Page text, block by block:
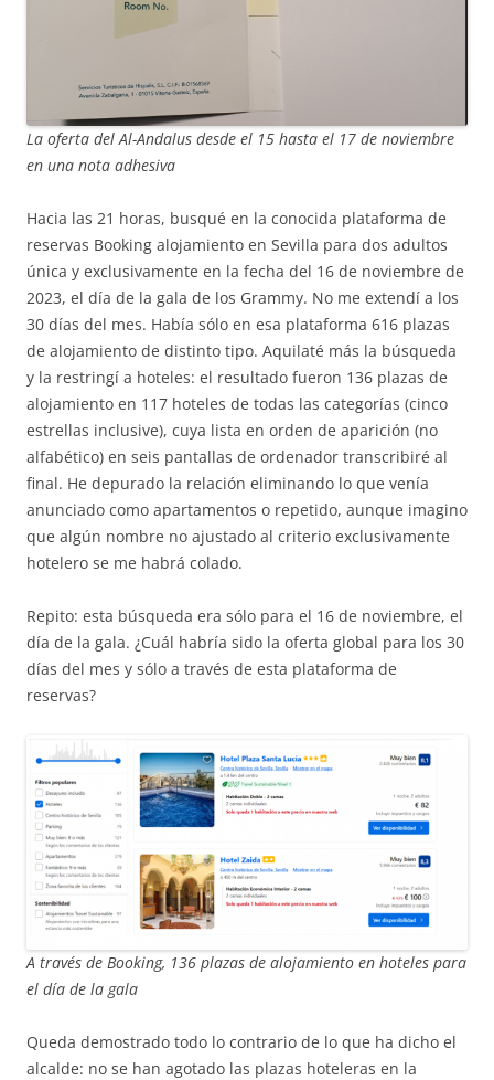
La oferta del Al-Andalus desde el 15 hasta el 17 de noviembre
en una nota adhesiva
Hacia las 21 horas, busqué en la conocida plataforma de
reservas Booking alojamiento en Sevilla para dos adultos
única y exclusivamente en la fecha del 16 de noviembre de
2023, el día de la gala de los Grammy. No me extendí a los
30 días del mes. Había sólo en esa plataforma 616 plazas
de alojamiento de distinto tipo. Aquilaté más la búsqueda
y la restringí a hoteles: el resultado fueron 136 plazas de
alojamiento en 117 hoteles de todas las categorías (cinco
estrellas inclusive), cuya lista en orden de aparición (no
alfabético) en seis pantallas de ordenador transcribiré al
final. He depurado la relación eliminando lo que venía
anunciado como apartamentos o repetido, aunque imagino
que algún nombre no ajustado al criterio exclusivamente
hotelero se me habrá colado.
Repito: esta búsqueda era sólo para el 16 de noviembre, el
día de la gala. ¿Cuál habría sido la oferta global para los 30
días del mes y sólo a través de esta plataforma de
reservas?
A través de Booking, 136 plazas de alojamiento en hoteles para
el día de la gala
Queda demostrado todo lo contrario de lo que ha dicho el
alcalde: no se han agotado las plazas hoteleras en la